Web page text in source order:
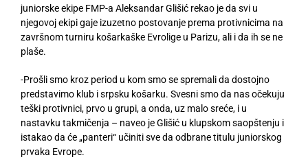
juniorske ekipe FMP-a Aleksandar Glišić rekao je da svi u
njegovoj ekipi gaje izuzetno postovanje prema protivnicima na
završnom turniru košarkaške Evrolige u Parizu, ali i da ih se ne
plaše.
-Prošli smo kroz period u kom smo se spremali da dostojno
predstavimo klub i srpsku košarku. Svesni smo da nas očekuju
teški protivnici, prvo u grupi, a onda, uz malo sreće, i u
nastavku takmičenja – naveo je Glišić u klupskom saopštenju i
istakao da će „panteri“ učiniti sve da odbrane titulu juniorskog
prvaka Evrope.